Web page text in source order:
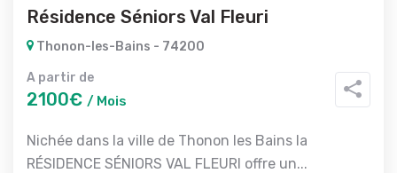
Résidence Séniors Val Fleuri
Thonon-les-Bains - 74200
A partir de
2100€ / Mois
Nichée dans la ville de Thonon les Bains la
RÉSIDENCE SÉNIORS VAL FLEURI offre un...